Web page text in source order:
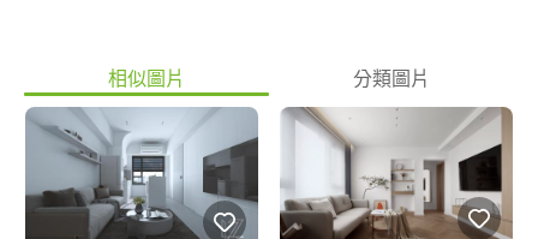
相似圖片 分類圖片